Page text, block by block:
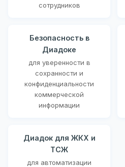
сотрудников
Безопасность в
Диадоке
для уверенности в
сохранности и
конфиденциальности
коммерческой
информации
Диадок для ЖКХ и
ТСЖ
для автоматизации